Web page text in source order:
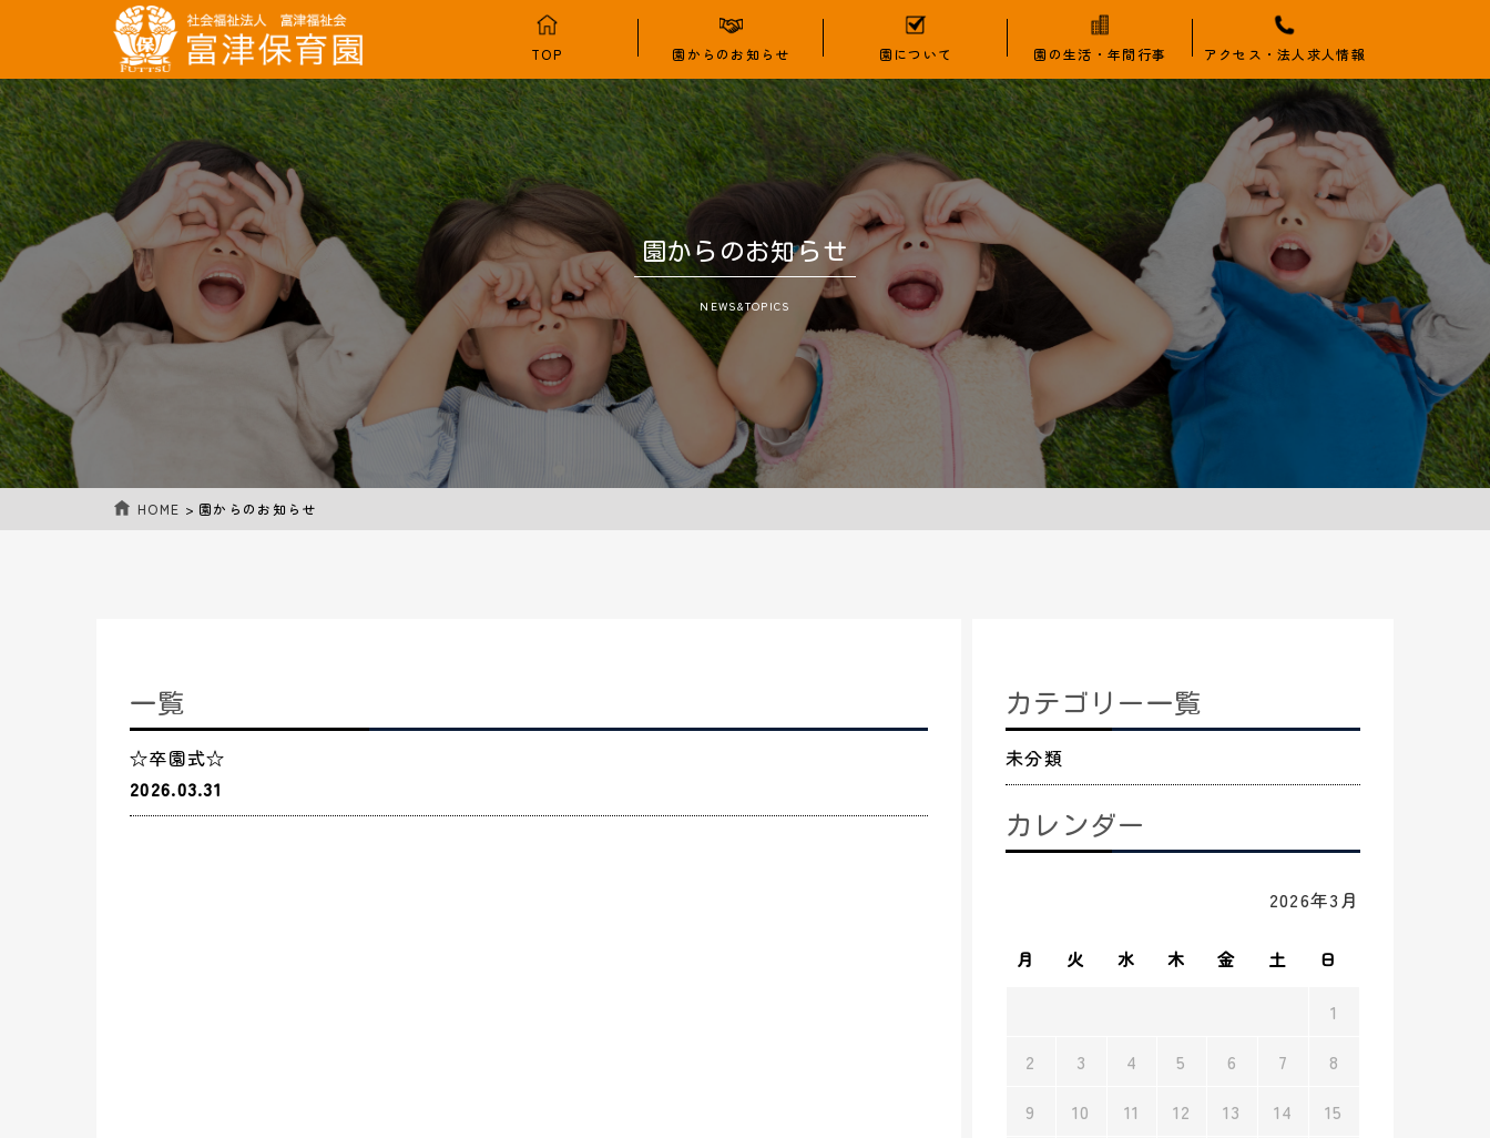
TOP 園からのお知らせ 園について 園の生活・年間行事 アクセス・法人求人情報
園からのお知らせ
NEWS&TOPICS
HOME > 園からのお知らせ
一覧
☆卒園式☆
2026.03.31
カテゴリー一覧
未分類
カレンダー
2026年3月
月 火 水 木 金 土 日
1
2
3 4 5 6 7
8
9
10 11 12 13 14
15